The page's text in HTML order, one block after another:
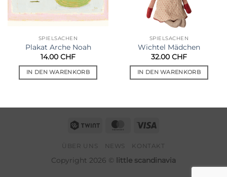
SPIELSACHEN
Plakat Arche Noah
14.00 CHF
IN DEN WARENKORB
SPIELSACHEN
Wichtel Mädchen
32.00 CHF
IN DEN WARENKORB
Twint MasterCard
Visa
ÜBER UNS NEWS KONTAKT
Copyright 2026 © little scandinavia